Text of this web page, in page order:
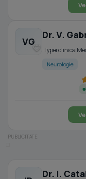
VG
Dr. V.
Hyperclinica
Neurologie
Dr. I.